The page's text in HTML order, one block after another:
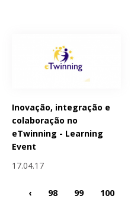
Inovação, integração e
colaboração no
eTwinning - Learning
Event
17.04.17
‹ 98 99 100